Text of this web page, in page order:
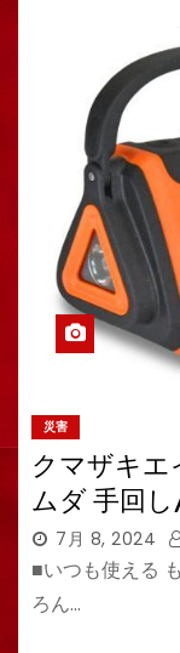
災害
クマザキエ
ムダ 手回
7月 8, 2024
■いつも使える
ろん…